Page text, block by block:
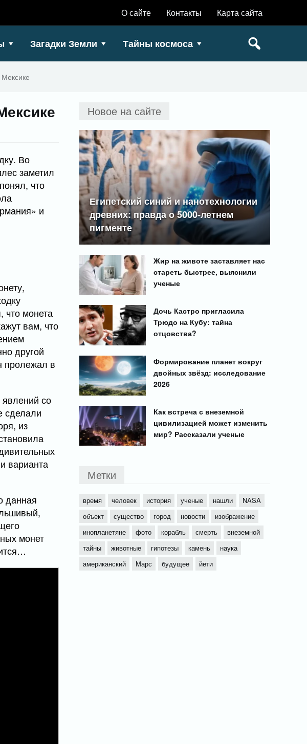
О сайте Контакты Карта сайта
Загадки Земли Тайны космоса
Во
заметил
что
и
что монета
вам, что
другой
пролежал в
со
сделали
из
варианта
данная
монет
Новое на сайте
Египетский синий и нанотехнологии
древних: правда о 5000-летнем
пигменте
Жир на животе заставляет нас
стареть быстрее, выяснили
ученые
Дочь Кастро пригласила
Трюдо на Кубу: тайна
отцовства?
Формирование планет вокруг
двойных звёзд: исследование
2026
Как встреча с внеземной
цивилизацией может изменить
мир? Рассказали ученые
Метки
время человек история ученые нашли
NASA
объект
существо город новости
изображение
инопланетяне
фото корабль смерть
внеземной
тайны
животные гипотезы камень
наука
американский
Марс будущее йети